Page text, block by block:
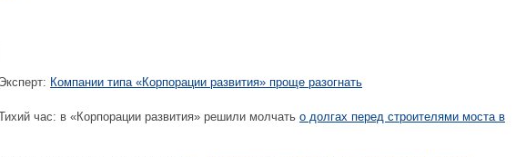
Эксперт: Компании типа «Корпорации развития» проще разогнать
час: в «Корпорации развития» решили молчать о долгах перед строителями моста в